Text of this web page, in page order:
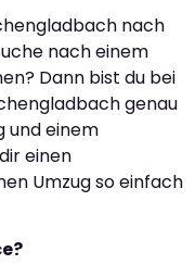
nach
nach einem
Dann bist du bei
genau
und einem
einen
Umzug so einfach